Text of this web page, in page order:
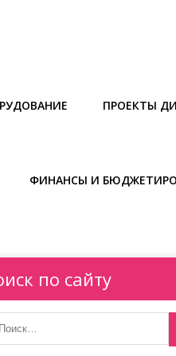
ПРОЕКТЫ
ФИНАНСЫ И
по сайту